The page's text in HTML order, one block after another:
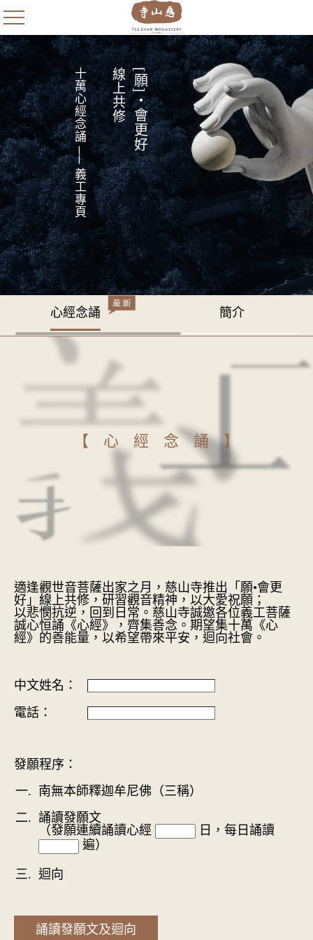
[願]・會更好
線上共修
十萬心經念誦 ── 義工專頁
心經念誦 簡介
【心經念誦】
適逢觀世音菩薩出家之月，慈山寺推出「願•會更
好」線上共修，研習觀音精神，以大愛祝願；
以悲憫抗逆，回到日常。慈山寺誠邀各位義工菩薩
誠心恒誦《心經》，齊集善念。期望集十萬《心
經》的善能量，以希望帶來平安，迴向社會。
中文姓名：
電話：
發願程序：
南無本師釋迦牟尼佛（三稱）
誦讀發願文
（發願連續誦讀心經
日，每日誦讀
遍）
迴向
誦讀發願文及迴向